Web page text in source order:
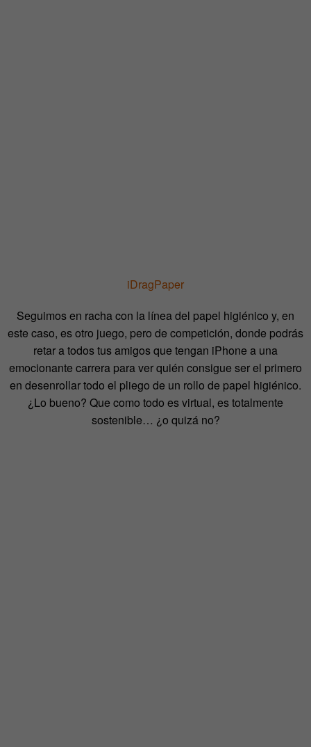
iDragPaper
Seguimos en racha con la línea del papel higiénico y, en
este caso, es otro juego, pero de competición, donde podrás
retar a todos tus amigos que tengan iPhone a una
emocionante carrera para ver quién consigue ser el primero
en desenrollar todo el pliego de un rollo de papel higiénico.
¿Lo bueno? Que como todo es virtual, es totalmente
sostenible… ¿o quizá no?